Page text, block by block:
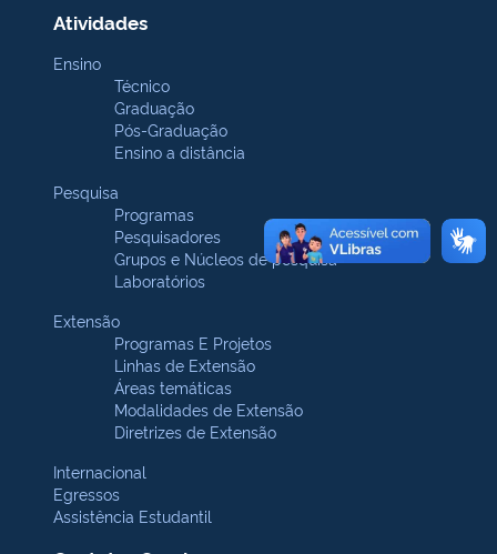
Atividades
Ensino
Técnico
Graduação
Pós-Graduação
Ensino a distância
Pesquisa
Programas
Pesquisadores
Grupos e Núcleos de pesquisa
Laboratórios
Extensão
Programas E Projetos
Linhas de Extensão
Áreas temáticas
Modalidades de Extensão
Diretrizes de Extensão
Internacional
Egressos
Assistência Estudantil